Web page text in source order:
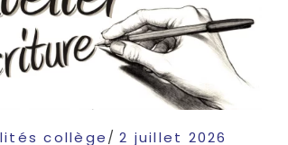
collège 2 juillet 2026